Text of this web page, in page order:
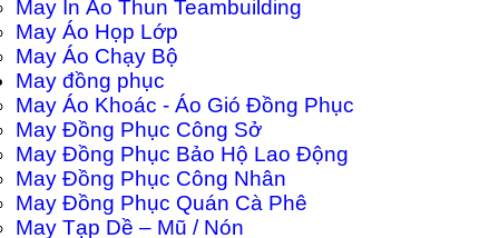
May In Áo Thun Teambuilding
May Áo Họp Lớp
May Áo Chạy Bộ
May đồng phục
May Áo Khoác - Áo Gió Đồng Phục
May Đồng Phục Công Sở
May Đồng Phục Bảo Hộ Lao Động
May Đồng Phục Công Nhân
May Đồng Phục Quán Cà Phê
May Tạp Dề – Mũ / Nón